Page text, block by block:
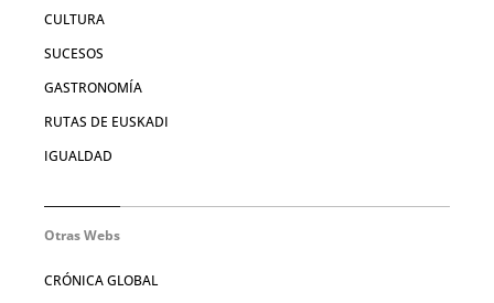
CULTURA
SUCESOS
GASTRONOMÍA
RUTAS DE EUSKADI
IGUALDAD
Otras Webs
CRÓNICA GLOBAL